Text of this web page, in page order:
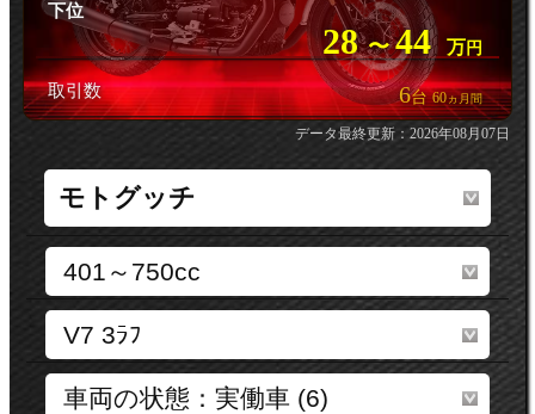
下位
28 〜44 万 円
取引数 6台60ヵ月間
データ最終更新：2026年08月07日